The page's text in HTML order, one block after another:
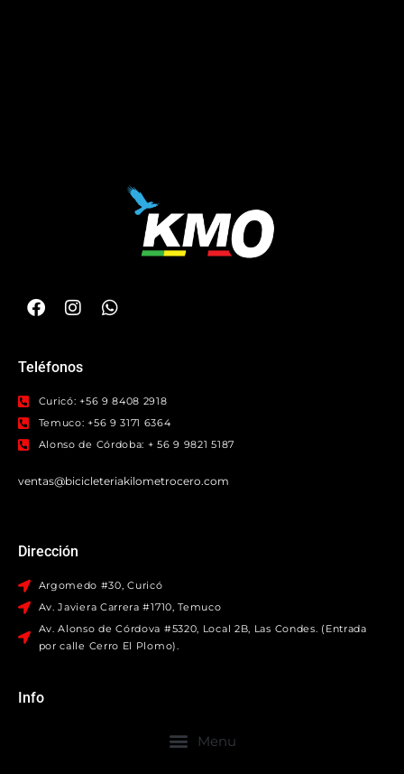
Teléfonos
Curicó: +56 9 8408 2918
Temuco: +56 9 3171 6364
Alonso de Córdoba: + 56 9 9821 5187
ventas@bicicleteriakilometrocero.com
Dirección
Argomedo #30, Curicó
Av. Javiera Carrera #1710, Temuco
Av. Alonso de Córdova #5320, Local 2B, Las Condes. (Entrada
por calle Cerro El Plomo).
Info